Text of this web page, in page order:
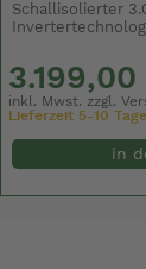
Schallisolierter
inkl. Mwst. zzgl.
Lieferzeit 5-10
in